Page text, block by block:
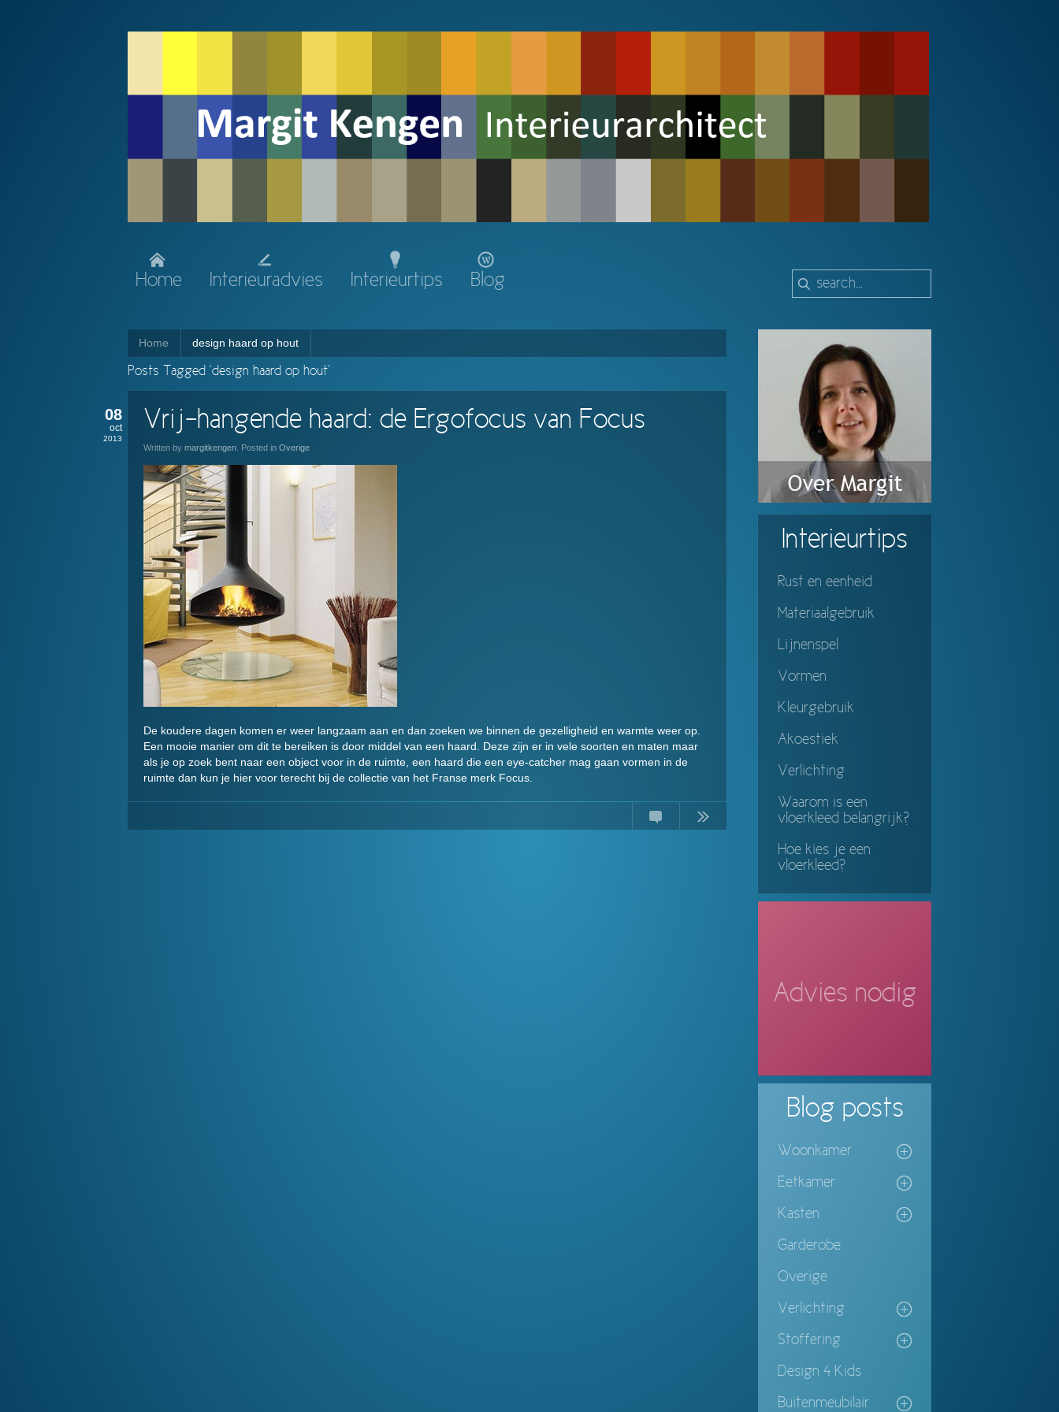
Home Interieuradvies Interieurtips Blog
Home design haard op hout
Posts Tagged ‘design haard op hout’
08
oct
2013
Vrij-hangende haard: de Ergofocus van Focus
Written by margitkengen . Posted in Overige
De koudere dagen komen er weer langzaam aan en dan zoeken we binnen de gezelligheid en warmte weer op.
Een mooie manier om dit te bereiken is door middel van een haard. Deze zijn er in vele soorten en maten maar
als je op zoek bent naar een object voor in de ruimte, een haard die een eye-catcher mag gaan vormen in de
ruimte dan kun je hier voor terecht bij de collectie van het Franse merk Focus.
Continue
Interieurtips
Rust en eenheid
Materiaalgebruik
Lijnenspel
Vormen
Kleurgebruik
Akoestiek
Verlichting
Waarom is een
vloerkleed belangrijk?
Hoe kies je een
vloerkleed?
Advies nodig
Blog posts
Woonkamer
Eetkamer
Kasten
Garderobe
Overige
Verlichting
Stoffering
Design 4 Kids
Buitenmeubilair